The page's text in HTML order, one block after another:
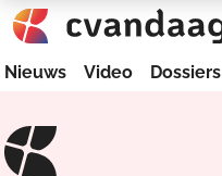
Nieuws Video Dossiers